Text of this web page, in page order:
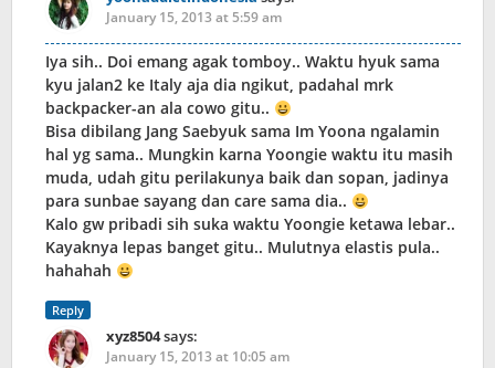
January 15, 2013 at 5:59 am
Iya sih.. Doi emang agak tomboy.. Waktu hyuk sama
kyu jalan2 ke Italy aja dia ngikut, padahal mrk
backpacker-an ala cowo gitu..
Bisa dibilang Jang Saebyuk sama Im Yoona ngalamin
hal yg sama.. Mungkin karna Yoongie waktu itu masih
muda, udah gitu perilakunya baik dan sopan, jadinya
para sunbae sayang dan care sama dia..
Kalo gw pribadi sih suka waktu Yoongie ketawa lebar..
Kayaknya lepas banget gitu.. Mulutnya elastis pula..
hahahah
Reply
xyz8504says:
January 15, 2013 at 10:05 am